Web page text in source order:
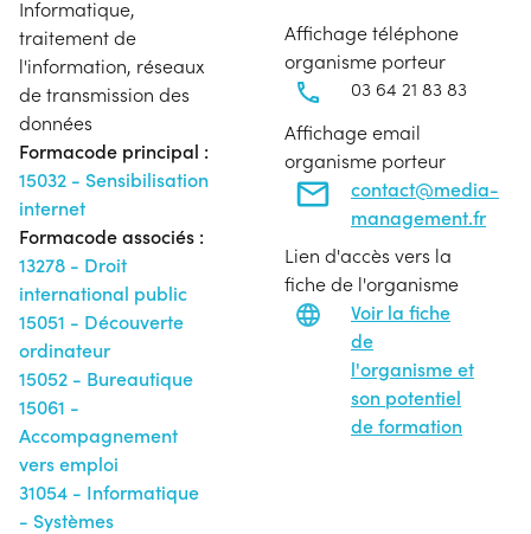
Informatique,
traitement de
l'information, réseaux
de transmission des
données
Formacode principal :
15032 - Sensibilisation
internet
Formacode associés :
13278 - Droit
international public
15051 - Découverte
ordinateur
15052 - Bureautique
15061 -
Accompagnement
vers emploi
31054 - Informatique
- Systèmes
Affichage téléphone
organisme porteur
03 64 21 83 83
Affichage email
organisme porteur
contact@media-
management.fr
Lien d'accès vers la
fiche de l'organisme
Voir la fiche
de
l'organisme et
son potentiel
de formation